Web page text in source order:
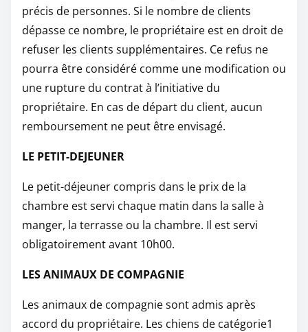
précis de personnes. Si le nombre de clients
dépasse ce nombre, le propriétaire est en droit de
refuser les clients supplémentaires. Ce refus ne
pourra être considéré comme une modification ou
une rupture du contrat à l’initiative du
propriétaire. En cas de départ du client, aucun
remboursement ne peut être envisagé.
LE PETIT-DEJEUNER
Le petit-déjeuner compris dans le prix de la
chambre est servi chaque matin dans la salle à
manger, la terrasse ou la chambre. Il est servi
obligatoirement avant 10h00.
LES ANIMAUX DE COMPAGNIE
Les animaux de compagnie sont admis après
accord du propriétaire. Les chiens de catégorie1